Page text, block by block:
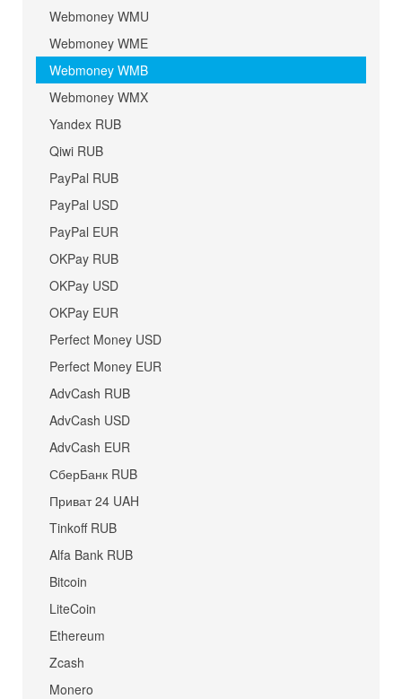
Webmoney WMU
Webmoney WME
Webmoney WMB
Webmoney WMX
Yandex RUB
Qiwi RUB
PayPal RUB
PayPal USD
PayPal EUR
OKPay RUB
OKPay USD
OKPay EUR
Perfect Money USD
Perfect Money EUR
AdvCash RUB
AdvCash USD
AdvCash EUR
СберБанк RUB
Приват 24 UAH
Tinkoff RUB
Alfa Bank RUB
Bitcoin
LiteCoin
Ethereum
Zcash
Monero